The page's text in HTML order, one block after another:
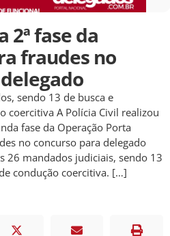
2ª fase da
fraudes no
sendo 13 de busca e
coercitiva A Polícia Civil realizou
fase da Operação Porta
no concurso para delegado
26 mandados judiciais, sendo 13
condução coercitiva. […]